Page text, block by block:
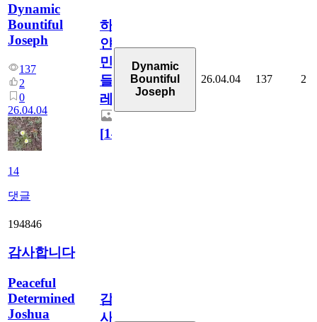
Dynamic
Bountiful
Joseph
137
2
0
26.04.04
14
댓글
하
얀
민
들
레
[14
Dynamic
Bountiful
Joseph
26.04.04 137 2
194846
감사합니다
Peaceful
Determined
Joshua
감
사